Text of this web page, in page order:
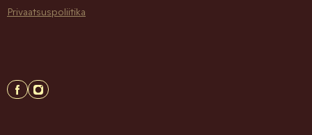
Privaatsuspoliitika